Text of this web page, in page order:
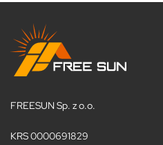
FREESUN Sp. z o.o.
KRS 0000691829